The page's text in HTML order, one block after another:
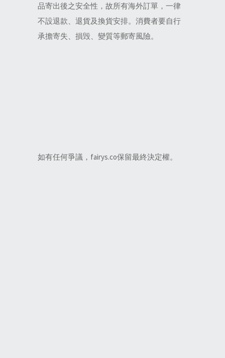
品寄出後之安全性，故所有海外訂單，一律
不設退款、退貨及換貨安排。消費者要自行
承擔寄失、損毁、變質等郵寄風險。
如有任何爭議，fairys.co保留最終決定權。